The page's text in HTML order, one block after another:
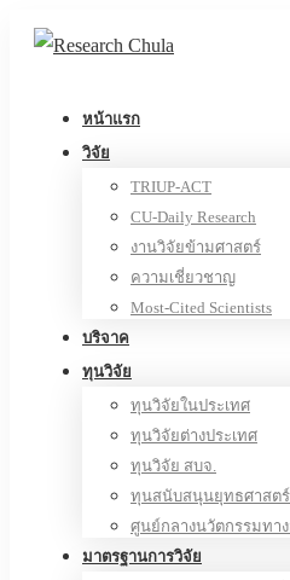
หน้าแรก
วิจัย
TRIUP-ACT
CU-Daily Research
งานวิจัยข้ามศาสตร์
ความเชี่ยวชาญ
Most-Cited Scientists
บริจาค
ทุนวิจัย
ทุนวิจัยในประเทศ
ทุนวิจัยต่างประเทศ
ทุนวิจัย สบจ.
ทุนสนับสนุนยุทธศาสตร์
ศูนย์กลางนวัตกรรมทา
มาตรฐานการวิจัย